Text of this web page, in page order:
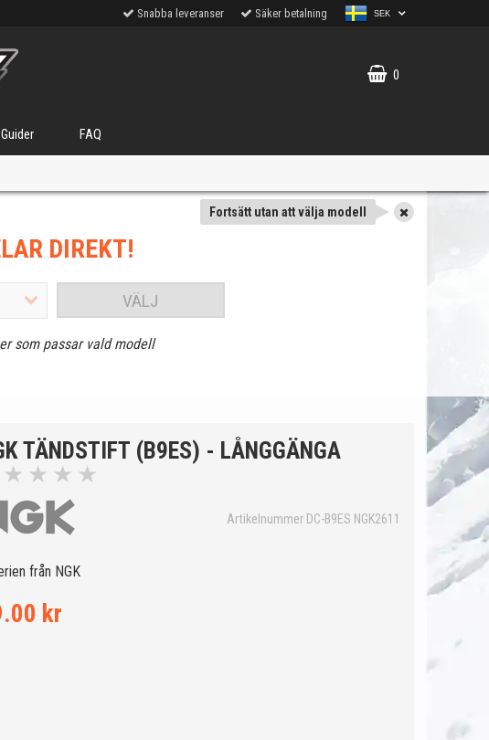
Snabba leveranser Säker betalning SEK
0
Guider FAQ
Fortsätt utan att välja modell
DIREKT!
VÄLJ
som passar vald modell
TÄNDSTIFT (B9ES) - LÅNGGÄNGA
★ ★ ★ ★
Artikelnummer DC-B9ES NGK2611
från NGK
kr